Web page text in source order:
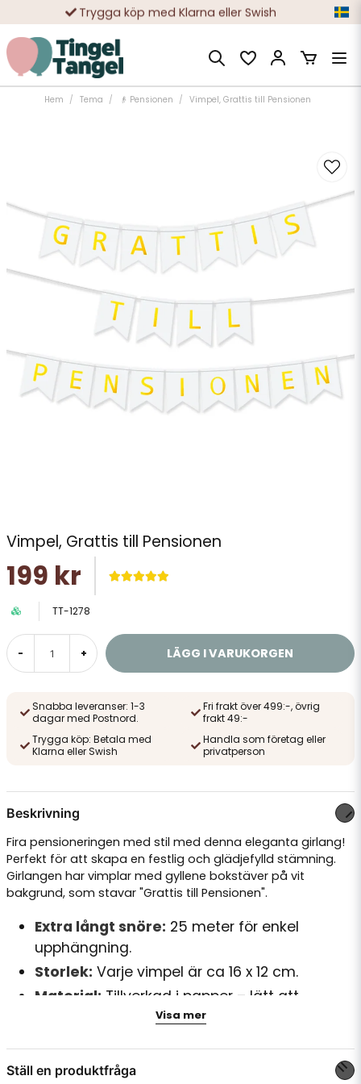
Trygga köp med Klarna eller Swish
10 000-tals nöjda kunder
Hem Tema 👴 Pensionen Vimpel, Grattis till Pensionen
Vimpel, Grattis till Pensionen
199 kr
TT-1278
- + LÄGG I VARUKORGEN
Snabba leveranser: 1-3
dagar med Postnord.
Fri frakt över 499:-, övrig
frakt 49:-
Trygga köp: Betala med
Klarna eller Swish
Handla som företag eller
privatperson
Beskrivning
Fira pensioneringen med stil med denna eleganta girlang!
Perfekt för att skapa en festlig och glädjefylld stämning.
Girlangen har vimplar med gyllene bokstäver på vit
bakgrund, som stavar "Grattis till Pensionen".
Extra långt snöre: 25 meter för enkel
upphängning.
Storlek: Varje vimpel är ca 16 x 12 cm.
Material: Tillverkad i papper – lätt att
hantera och återvinna.
Lägg till den här dekorativa detaljen för att göra festen
oförglömli
Visa mer
Ställ en produktfråga